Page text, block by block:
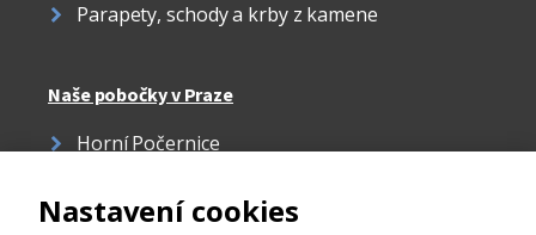
Parapety, schody a krby z kamene
Naše pobočky v Praze
Horní Počernice
Strašnice
Nastavení cookies